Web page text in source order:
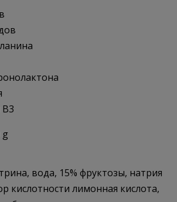
g
вода, 15% фруктозы, натрия
кислотности лимонная кислота,